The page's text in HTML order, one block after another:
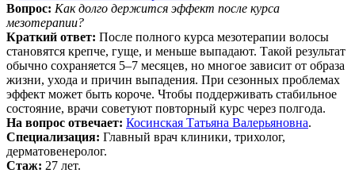
Вопрос: Как долго держится эффект после курса
мезотерапии?
Краткий ответ: После полного курса мезотерапии волосы
становятся крепче, гуще, и меньше выпадают. Такой результат
обычно сохраняется 5–7 месяцев, но многое зависит от образа
жизни, ухода и причин выпадения. При сезонных проблемах
эффект может быть короче. Чтобы поддерживать стабильное
состояние, врачи советуют повторный курс через полгода.
На вопрос отвечает: Косинская Татьяна Валерьяновна.
Специализация: Главный врач клиники, трихолог,
дерматовенеролог.
Стаж: 27 лет.